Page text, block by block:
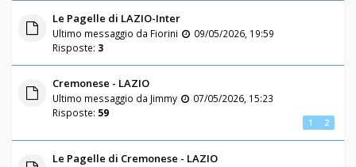
Le Pagelle di LAZIO-Inter
Ultimo messaggio da Fiorini
09/05/2026, 19:59
Risposte: 3
Cremonese - LAZIO
Ultimo messaggio da Jimmy
07/05/2026, 15:23
Risposte: 59
1 2
Le Pagelle di Cremonese - LAZIO